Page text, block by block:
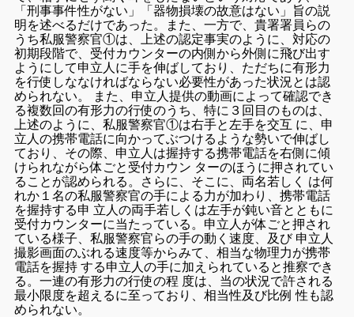
「刑事事件性がない」「器物損壊の故意はない」旨の説
明を述べるだけであった。また、一方で、貴署署員らの
うち私服警察官①は、上述の認定事実のように、対応の
初期段階で、受付カウンターの内側から外側に飛び出す
ようにして申立人に手を伸ばしており、ただちに有形力
を行使しななければならない必要性があった状況とは認
められない。 また、申立人提供の動画によって確認でき
る複数回の有形力の行使のうち、特に３回目のものは、
上述のように、私服警察官①は右手と左手を交互 に、申
立人の携帯電話に向かってぶつけるような勢いで伸ばし
ており、その際、申立人は握持する携帯電話を右側に傾
けられながら体ごと受付カウン ターのほうに押されてい
ることが認められる。さらに、そこに、両名若しく は何
れか１名の私服警察官の手による力が加わり、携帯電話
を握持する申 立人の両手若しくは左手が鈍い音とともに
受付カウンターに当たっている。申立人が体ごと押され
ている様子、私服警察官らの手の動く速度、及び 申立人
撮影画面のぶれる速度等からみて、相当な物理力が携帯
電話を握持 する申立人の手に加えられていると推察でき
る。一連の有形力の行使の程 度は、当の状況で許される
最小限度を超えるに至っており、相当性及び比例 性も認
められない。